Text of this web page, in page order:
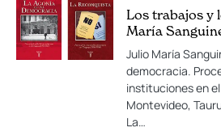
Los trabajos y
María
Julio María
democracia.
instituciones en
Montevideo,
La…